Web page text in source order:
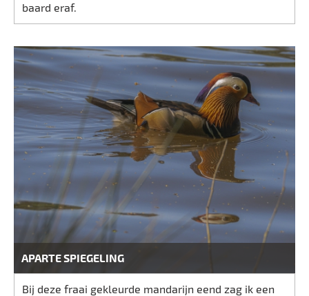
baard eraf.
APARTE SPIEGELING
Bij deze fraai gekleurde mandarijn eend zag ik een